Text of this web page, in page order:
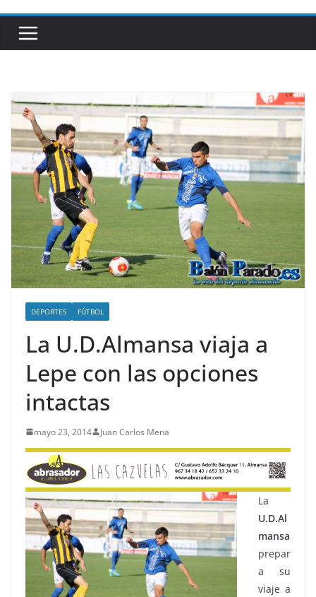
DEPORTES FÚTBOL
La U.D.Almansa viaja a
Lepe con las opciones
intactas
mayo 23, 2014 Juan Carlos Mena
La
U.D.Al
mansa
prepar
a su
viaje a